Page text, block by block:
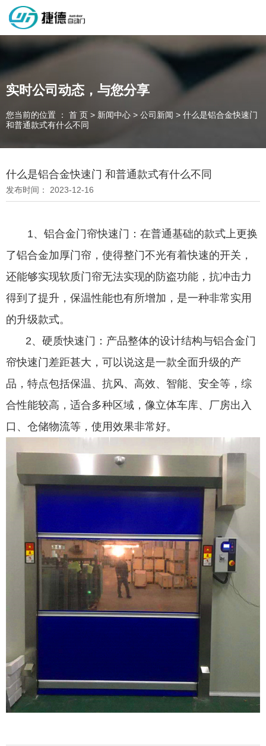
深圳市捷德自动门有限公司，专业从事自动门工业门类产品的生产
制作销售和安装的企业，欢迎咨询！
为客户量身定制独属于您的工业门 快速门
设计、制作、安装、售后一站式服务
实时公司动态，与您分享
您当前的位置 ： 首 页 > 新闻中心 > 公司新闻 > 什么是铝合金快速门
和普通款式有什么不同
什么是铝合金快速门 和普通款式有什么不同
发布时间： 2023-12-16
1、铝合金门帘快速门：在普通基础的款式上更换
了铝合金加厚门帘，使得整门不光有着快速的开关，
还能够实现软质门帘无法实现的防盗功能，抗冲击力
得到了提升，保温性能也有所增加，是一种非常实用
的升级款式。
2、硬质快速门：产品整体的设计结构与铝合金门
帘快速门差距甚大，可以说这是一款全面升级的产
品，特点包括保温、抗风、高效、智能、安全等，综
合性能较高，适合多种区域，像立体车库、厂房出入
口、仓储物流等，使用效果非常好。